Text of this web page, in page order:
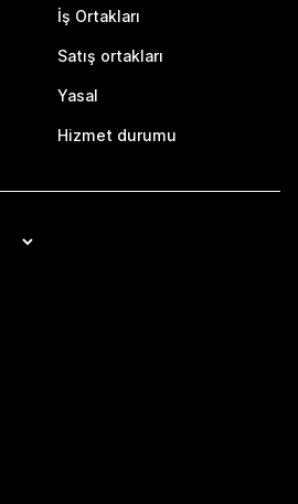
İş Ortakları
Satış ortakları
Yasal
Hizmet durumu